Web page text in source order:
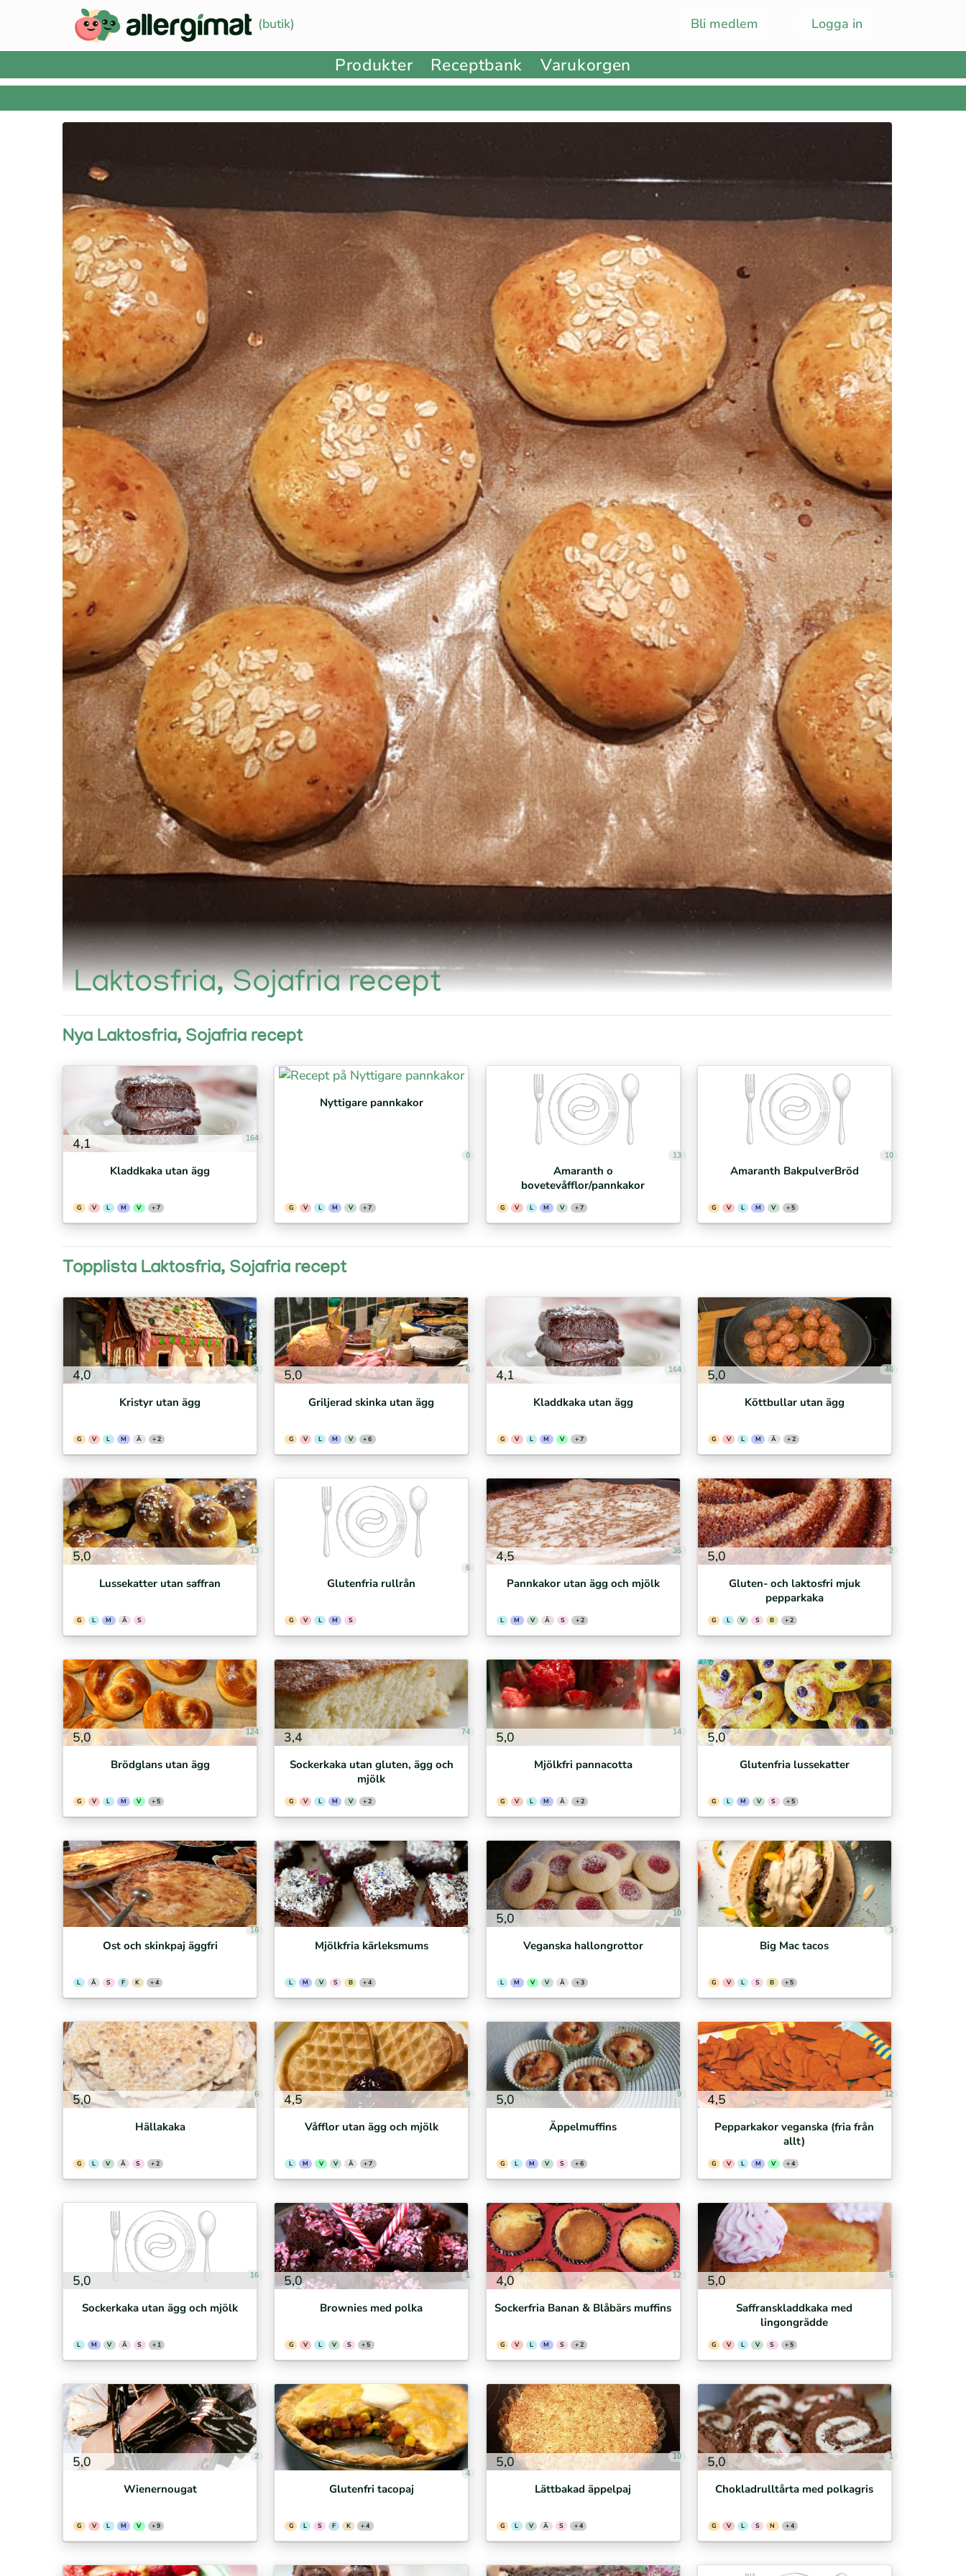
(butik) Logga in
Bli medlem
Produkter Receptbank Varukorgen
Laktosfria, Sojafria recept
Nya Laktosfria, Sojafria recept
4,1 164
Kladdkaka utan ägg
G V L M V + 7
0
Nyttigare pannkakor
G V L M V + 7
13
Amaranth o
bovetevåfflor/pannkakor
G V L M V + 7
10
Amaranth BakpulverBröd
G V L M V + 5
Topplista Laktosfria, Sojafria recept
4,0 4
Kristyr utan ägg
G V L M Ä + 2
5,0 6
Griljerad skinka utan ägg
G V L M V + 6
4,1 164
Kladdkaka utan ägg
G V L M V + 7
5,0 46
Köttbullar utan ägg
G V L M Ä + 2
5,0 13
Lussekatter utan saffran
G L M Ä S
6
Glutenfria rullrån
G V L M S
4,5 35
Pannkakor utan ägg och mjölk
L M V Ä S + 2
5,0 2
Gluten- och laktosfri mjuk
pepparkaka
G L V S B + 2
5,0 124
Brödglans utan ägg
G V L M V + 5
3,4 74
Sockerkaka utan gluten, ägg och
mjölk
G V L M V + 2
5,0 14
Mjölkfri pannacotta
G V L M Ä + 2
5,0 8
Glutenfria lussekatter
G L M V S + 5
16
Ost och skinkpaj äggfri
L Ä S F K + 4
2
Mjölkfria kärleksmums
L M V S B + 4
5,0 10
Veganska hallongrottor
L M V V Ä + 3
3
Big Mac tacos
G V L S B + 5
5,0 6
Hällakaka
G L V Ä S + 2
4,5 9
Våfflor utan ägg och mjölk
L M V V Ä + 7
5,0 9
Äppelmuffins
G L M V S + 6
4,5 12
Pepparkakor veganska (fria från
allt)
G V L M V + 4
5,0 16
Sockerkaka utan ägg och mjölk
L M V Ä S + 1
5,0 1
Brownies med polka
G V L V S + 5
4,0 12
Sockerfria Banan & Blåbärs muffins
G V L M S + 2
5,0 5
Saffranskladdkaka med
lingongrädde
G V L V S + 5
5,0 2
Wienernougat
G V L M V + 9
4
Glutenfri tacopaj
G L S F K + 4
5,0 10
Lättbakad äppelpaj
G L V Ä S + 4
5,0 1
Chokladrulltårta med polkagris
G V L S N + 4